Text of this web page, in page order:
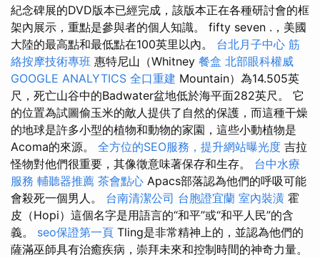
紀念碑展的DVD版本已經完成，該版本正在各種研討會的框
架內展示，重點是參與者的個人知識。 fifty seven .，美國
大陸的最高點和最低點在100英里以內。 台北月子中心 筋
絡按摩技術專班 惠特尼山（Whitney 餐盒 北部眼科權威
GOOGLE ANALYTICS 全口重建 Mountain）為14.505英
尺，死亡山谷中的Badwater盆地低於海平面282英尺。 它
的位置為試圖偷玉米的敵人提供了自然的保護，而這種干燥
的地球是許多小型的植物和動物的家園，這些小動植物是
Acoma的來源。 全方位的SEO服務，提升網站曝光度 吉拉
怪物對他們很重要，其像徵意味著保存和生存。 台中水療
服務 輔聽器推薦 茶會點心 Apacs部落認為他們的呼吸可能
會殺死一個男人。 台南清潔公司 台胞證宜蘭 室內裝潢 霍
皮（Hopi）這個名字是用語言的“和平”或“和平人民”的含
義。 seo保證第一頁 Tling是非常精神上的，並認為他們的
薩滿巫師具有治癒疾病，崇拜未來和控制時間的神奇力量。